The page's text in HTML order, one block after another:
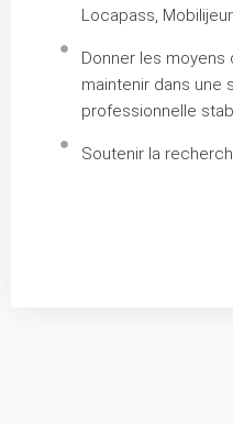
Locapass,
Donner les moyens
maintenir dans une
professionnelle
Soutenir la